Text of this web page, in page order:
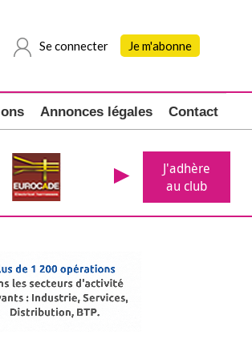
Se connecter Je m'abonne
Annonces légales Contact
J'adhère
au club